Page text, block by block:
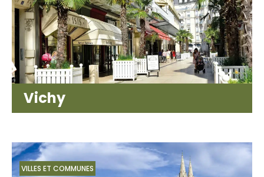
Vichy
VILLES ET COMMUNES